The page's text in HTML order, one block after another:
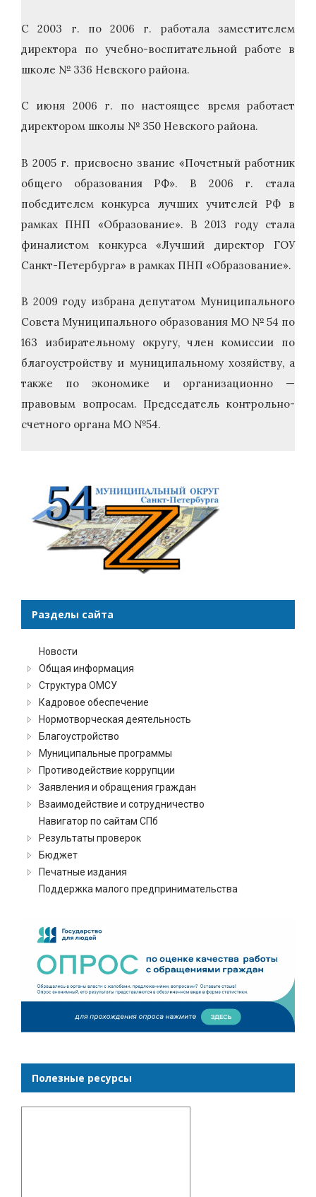
С 2003 г. по 2006 г. работала заместителем
директора по учебно-воспитательной работе в
школе № 336 Невского района.
С июня 2006 г. по настоящее время работает
директором школы № 350 Невского района.
В 2005 г. присвоено звание «Почетный работник
общего образования РФ». В 2006 г. стала
победителем конкурса лучших учителей РФ в
рамках ПНП «Образование». В 2013 году стала
финалистом конкурса «Лучший директор ГОУ
Санкт-Петербурга» в рамках ПНП «Образование».
В 2009 году избрана депутатом Муниципального
Совета Муниципального образования МО № 54 по
163 избирательному округу, член комиссии по
благоустройству и муниципальному хозяйству, а
также по экономике и организационно —
правовым вопросам. Председатель контрольно-
счетного органа МО №54.
Разделы сайта
Новости
Общая информация
Структура ОМСУ
Кадровое обеспечение
Нормотворческая деятельность
Благоустройство
Муниципальные программы
Противодействие коррупции
Заявления и обращения граждан
Взаимодействие и сотрудничество
Навигатор по сайтам СПб
Результаты проверок
Бюджет
Печатные издания
Поддержка малого предпринимательства
Полезные ресурсы